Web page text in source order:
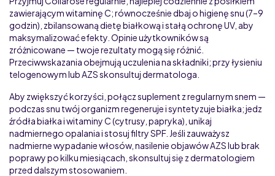
zawierającym witaminę C; równocześnie dbaj o higienę snu (7–9
godzin), zbilansowaną dietę białkową i stałą ochronę UV, aby
maksymalizować efekty. Opinie użytkowników są
zróżnicowane — twoje rezultaty mogą się różnić.
Przeciwwskazania obejmują uczulenia na składniki; przy łysieniu
telogenowym lub AZS skonsultuj dermatologa.
Aby zwiększyć korzyści, połącz suplement z regularnym snem —
podczas snu twój organizm regeneruje i syntetyzuje białka; jedz
źródła białka i witaminy C (cytrusy, papryka), unikaj
nadmiernego opalania i stosuj filtry SPF. Jeśli zauważysz
nadmierne wypadanie włosów, nasilenie objawów AZS lub brak
poprawy po kilku miesiącach, skonsultuj się z dermatologiem
przed dalszym stosowaniem.